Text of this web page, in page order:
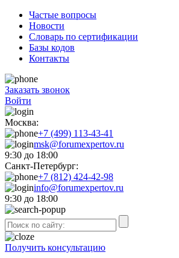
Частые вопросы
Новости
Словарь по сертификации
Базы кодов
Контакты
Заказать звонок
Войти
Москва:
+7 (499) 113-43-41
msk@forumexpertov.ru
9:30 до 18:00
Санкт-Петербург:
+7 (812) 424-42-98
info@forumexpertov.ru
9:30 до 18:00
Получить консультацию